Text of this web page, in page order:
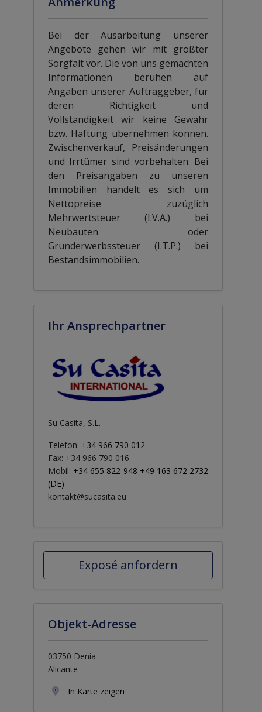
Bei der Ausarbeitung unserer
Angebote gehen wir mit größter
Sorgfalt vor. Die von uns gemachten
Informationen beruhen auf
Angaben unserer Auftraggeber, für
deren Richtigkeit und
Vollständigkeit wir keine Gewähr
bzw. Haftung übernehmen können.
Zwischenverkauf, Preisänderungen
und Irrtümer sind vorbehalten. Bei
den Preisangaben zu unseren
Immobilien handelt es sich um
Nettopreise zuzüglich
Mehrwertsteuer (I.V.A.) bei
Neubauten oder
Grunderwerbssteuer (I.T.P.) bei
Bestandsimmobilien.
Ihr Ansprechpartner
Su Casita, S.L.
Telefon: +34 966 790 012
Fax: +34 966 790 016
Mobil: +34 655 822 948 +49 163 672 2732
(DE)
kontakt@sucasita.eu
Exposé anfordern
Objekt-Adresse
03750 Denia
Alicante
In Karte zeigen